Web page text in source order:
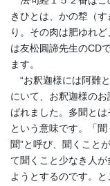
きひとは、かの犂（
り。その肉は肥ゆれ
は友松圓諦先生のCD
ます。
“お釈迦様には阿難
にいて、お釈迦様の
ばれました。多聞と
という意味です。「
聞”と呼び、聞くこと
て聞くこと少なき人
ようとするのです。